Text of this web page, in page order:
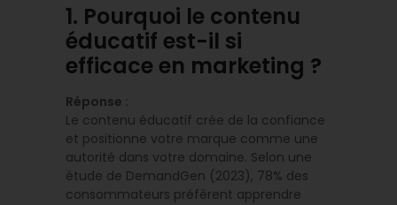
1. Pourquoi le contenu
éducatif est-il si
efficace en marketing ?
Réponse :
Le contenu éducatif crée de la confiance
et positionne votre marque comme une
autorité dans votre domaine. Selon une
étude de DemandGen (2023), 78% des
consommateurs préfèrent apprendre